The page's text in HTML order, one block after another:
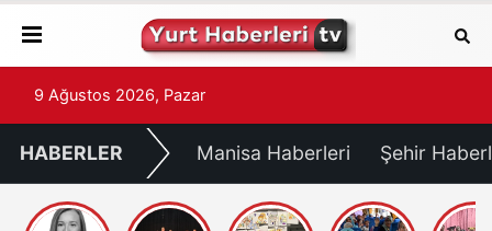
9 Ağustos 2026, Pazar
HABERLER Manisa Haberleri Şehir